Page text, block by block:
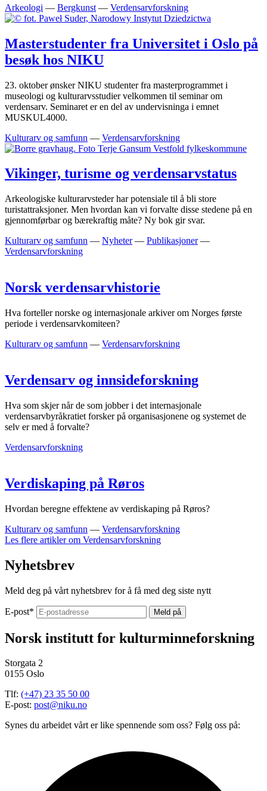
Arkeologi — Bergkunst — Verdensarvforskning
Masterstudenter fra Universitet i Oslo på
besøk hos NIKU
23. oktober ønsker NIKU studenter fra masterprogrammet i
museologi og kulturarvsstudier velkommen til seminar om
verdensarv. Seminaret er en del av undervisninga i emnet
MUSKUL4000.
Kulturarv og samfunn — Verdensarvforskning
Vikinger, turisme og verdensarvstatus
Arkeologiske kulturarvsteder har potensiale til å bli store
turistattraksjoner. Men hvordan kan vi forvalte disse stedene på en
gjennomførbar og bærekraftig måte? Ny bok gir svar.
Kulturarv og samfunn — Nyheter — Publikasjoner —
Verdensarvforskning
Norsk verdensarvhistorie
Hva forteller norske og internasjonale arkiver om Norges første
periode i verdensarvkomiteen?
Kulturarv og samfunn — Verdensarvforskning
Verdensarv og innsideforskning
Hva som skjer når de som jobber i det internasjonale
verdensarvbyråkratiet forsker på organisasjonene og systemet de
selv er med å forvalte?
Verdensarvforskning
Verdiskaping på Røros
Hvordan beregne effektene av verdiskaping på Røros?
Kulturarv og samfunn — Verdensarvforskning
Les flere artikler om Verdensarvforskning
Nyhetsbrev
Meld deg på vårt nyhetsbrev for å få med deg siste nytt
E-post*
Norsk institutt for kulturminneforskning
Storgata 2
0155 Oslo
Tlf: (+47) 23 35 50 00
E-post: post@niku.no
Synes du arbeidet vårt er like spennende som oss? Følg oss på: